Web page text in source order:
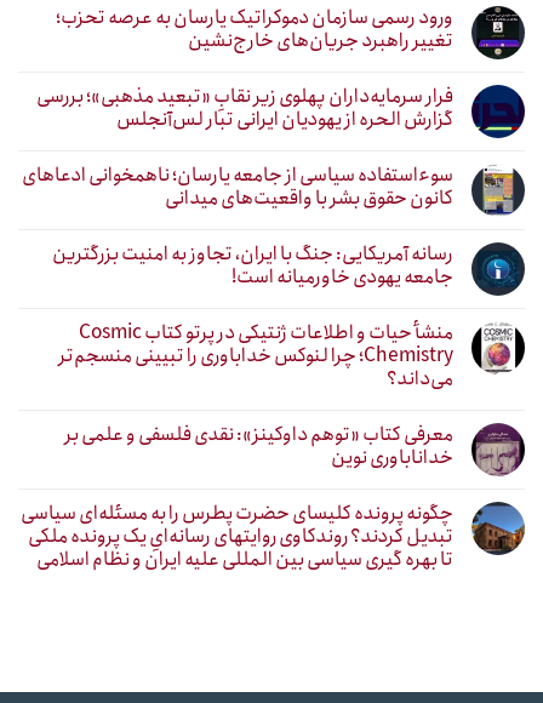
ورود رسمی سازمان دموکراتیک یارسان به عرصه تحزب؛
تغییر راهبرد جریان‌های خارج‌نشین
فرار سرمایه‌داران پهلوی زیر نقابِ «تبعید مذهبی»؛ بررسی
گزارش الحره از یهودیان ایرانی تبار لس‌آنجلس
سوءاستفاده سیاسی از جامعه یارسان؛ ناهمخوانی ادعاهای
کانون حقوق بشر با واقعیت‌های میدانی
رسانه آمریکایی: جنگ با ایران، تجاوز به امنیت بزرگترین
جامعه یهودی خاورمیانه است!
منشأ حیات و اطلاعات ژنتیکی در پرتو کتاب Cosmic
Chemistry؛ چرا لنوکس خداباوری را تبیینی منسجم‌تر
می‌داند؟
معرفی کتاب «توهم داوکینز»: نقدی فلسفی و علمی بر
خداناباوری نوین
چگونه پرونده کلیسای حضرت پطرس را به مسئله‌ای سیاسی
تبدیل کردند؟ روندکاوی روایتهای رسانه‌ایِ یک پرونده ملکی
تا بهره گیری سیاسی بین المللی علیه ایران و نظام اسلامی